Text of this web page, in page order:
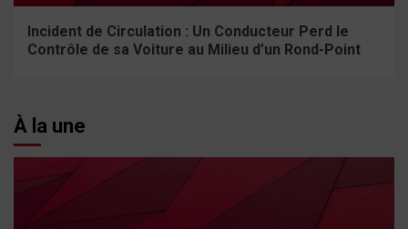
Incident de Circulation : Un Conducteur Perd le
Contrôle de sa Voiture au Milieu d’un Rond-Point
À la une